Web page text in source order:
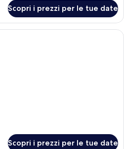
Scopri i prezzi per le tue date
Camera d'albergo moderna con un
Scopri i prezzi per le tue date